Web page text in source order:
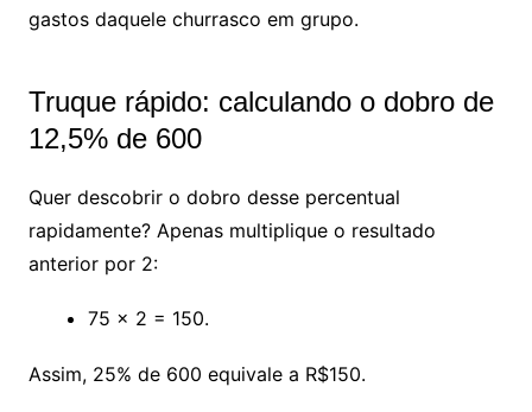
gastos daquele churrasco em grupo.
Truque rápido: calculando o dobro de
12,5% de 600
Quer descobrir o dobro desse percentual
rapidamente? Apenas multiplique o resultado
anterior por 2:
75 x 2 = 150.
Assim, 25% de 600 equivale a R$150.